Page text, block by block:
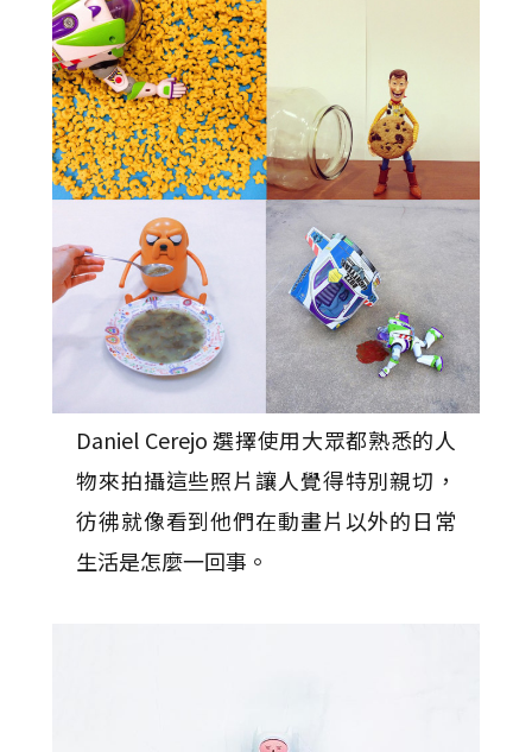
Daniel Cerejo 選擇使用大眾都熟悉的人
物來拍攝這些照片讓人覺得特別親切，
彷彿就像看到他們在動畫片以外的日常
生活是怎麼一回事。